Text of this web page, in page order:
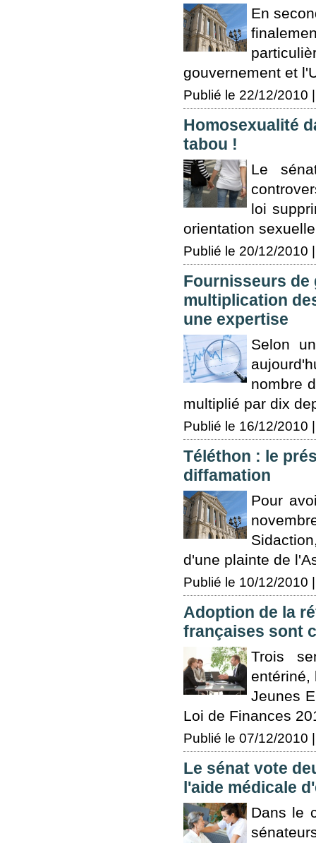
En
gouvernement et
Publié le 22/12/2010
Homosexualité
tabou !
Le
loi
orientation
Publié le 20/12/2010
Fournisseurs de
multiplication
une expertise
Selon
nombre
multiplié par dix
Publié le 16/12/2010
Téléthon : le
diffamation
Pour
d'une plainte de
Publié le 10/12/2010
Adoption de la
françaises sont
Trois
entériné,
Jeunes
Loi de Finances
Publié le 07/12/2010
Le sénat vote
l'aide médicale
Dans le